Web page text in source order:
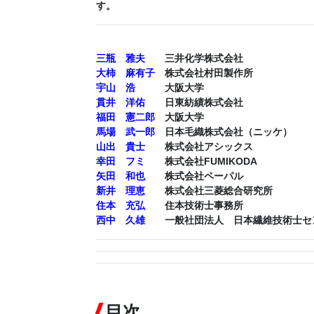
す。
三瓶 雅夫 三井化学株式会社
大柿 麻有子 株式会社村田製作所
宇山 浩大阪大学
貫井 洋佑 日東紡績株式会社
福田 憲二郎 大阪大学
馬場 武一郎 日本毛織株式会社（ニッケ）
山出 貴士 株式会社アシックス
幸田 フミ
株式会社FUMIKODA
矢田 和也株式会社ペーパル
新井 理恵 株式会社三菱総合研究所
住本 充弘 住本技術士事務所
西中 久雄一般社団法人 日本繊維技術士セ